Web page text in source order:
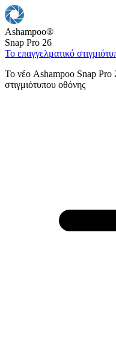
Ashampoo®
Snap Pro 26
Το επαγγελματικό
Το νέο Ashampoo Snap Pro
στιγμιότυπου οθόνης